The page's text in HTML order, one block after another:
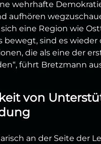
wehrhafte
aufhören
eine Region wie
bewegt, sind es wieder
die als eine der
führt Bretzmann
von
an der Seite der